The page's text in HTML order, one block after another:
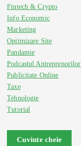
Fintech & Crypto
Info Economic
Marketing
Optimizare Site
Pandamie
Podcastul Antreprenorilor
Publicitate Online
Taxe
Tehnologie
Tutorial
Cuvinte cheie